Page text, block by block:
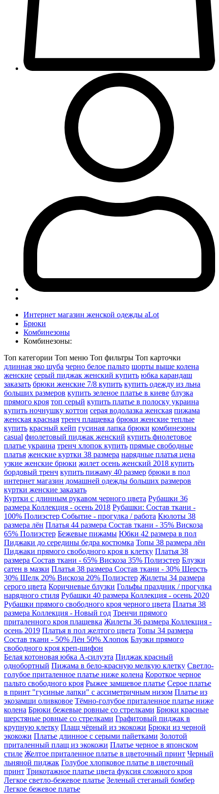
Интернет магазин женской одежды aLot
Брюки
Комбинезоны
Комбинезоны:
Топ категории Топ меню Топ фильтры Топ карточки
длинная эко шуба черно белое пальто шорты выше колена
женские серый пиджак женский купить юбка карандаш
заказать брюки женские 7/8 купить купить одежду из льна
больших размеров купить зеленое платье в киеве блузка
прямого кроя топ серый купить платье в полоску украина
купить ночнушку коттон серая водолазка женская пижама
женская красная тренч плащевка брюки женские теплые
купить красный кейп гусиная лапка брюки комбинезоны
casual фиолетовый пиджак женский купить фиолетовое
платье украина тренч хлопок купить прямые свободные
платья женские куртки 38 размера нарядные платья цена
узкие женские брюки жилет осень женский 2018 купить
бордовый тренч купить пижаму 40 размер брюки в пол
интернет магазин домашней одежды больших размеров
куртки женские заказать
Куртки с длинным рукавом черного цвета Рубашки 36
размера Коллекция - осень 2018 Рубашки: Состав ткани -
100% Полиэстер Событие - прогулка / работа Кюлоты 38
размера лён Платья 44 размера Состав ткани - 35% Вискоза
65% Полиэстер Бежевые пижамы Юбки 42 размера в пол
Пиджаки до середины бедра костюмка Топы 38 размера лён
Пиджаки прямого свободного кроя в клетку Платья 38
размера Состав ткани - 65% Вискоза 35% Полиэстер Блузки
сатен в мазки Платья 38 размера Состав ткани - 30% Шерсть
30% Шелк 20% Вискоза 20% Полиэстер Жилеты 34 размера
серого цвета Коричневые блузки Гольфы праздник / прогулка
нарядного стиля Рубашки 40 размера Коллекция - осень 2020
Рубашки прямого свободного кроя черного цвета Платья 38
размера Коллекция - Новый год Тренчи прямого
приталенного кроя плащевка Жилеты 36 размера Коллекция -
осень 2019 Платья в пол желтого цвета Топы 34 размера
Состав ткани - 50% Лён 50% Хлопок Блузки прямого
свободного кроя креп-шифон
Белая котоновая юбка А-силуэта Пиджак красный
однобортный Пижама в бело-красную мелкую клетку Светло-
голубое приталенное платье ниже колена Короткое черное
пальто свободного кроя Рыжее замшевое платье Серое платье
в принт "гусиные лапки" с ассиметричным низом Платье из
экозамши оливковое Тёмно-голубое приталенное платье ниже
колена Брюки бежевые ровные со стрелками Брюки красные
шерстяные ровные со стрелками Графитовый пиджак в
крупную клетку Плащ чёрный из экокожи Брюки из черной
экокожи Платье длинное с серыми пайетками Золотой
приталенный плащ из экокожи Платье черное в японском
стиле Желтое приталенное платье в цветочный принт Черный
льняной пиджак Голубое хлопковое платье в цветочный
принт Трикотажное платье цвета фуксия сложного кроя
Легкое светло-бежевое платье Зеленый стеганый бомбер
Легкое бежевое платье